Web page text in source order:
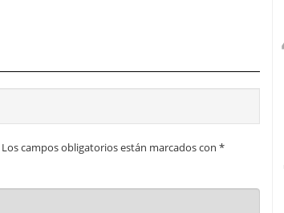
Los campos obligatorios están marcados con *